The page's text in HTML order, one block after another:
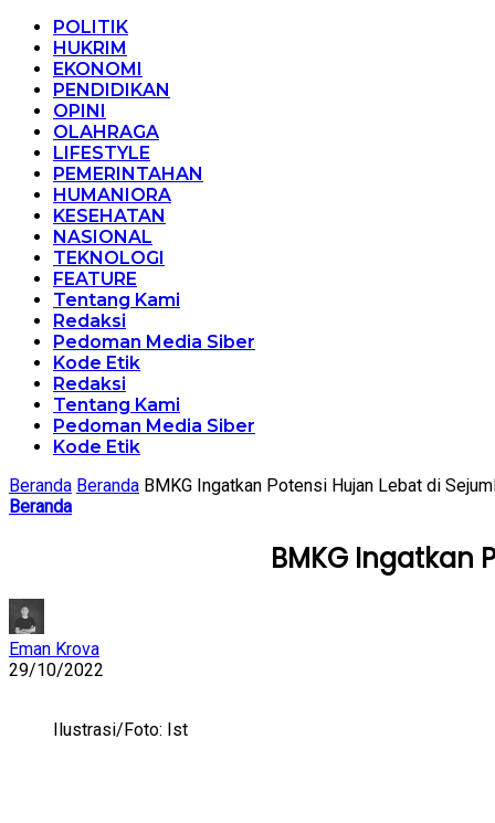
POLITIK
HUKRIM
EKONOMI
PENDIDIKAN
OPINI
OLAHRAGA
LIFESTYLE
PEMERINTAHAN
HUMANIORA
KESEHATAN
NASIONAL
TEKNOLOGI
FEATURE
Tentang Kami
Redaksi
Pedoman Media Siber
Kode Etik
Redaksi
Tentang Kami
Pedoman Media Siber
Kode Etik
Beranda Beranda BMKG Ingatkan Potensi Hujan Lebat di
Beranda
BMKG Ingatkan
Eman Krova
29/10/2022
Ilustrasi/Foto: Ist